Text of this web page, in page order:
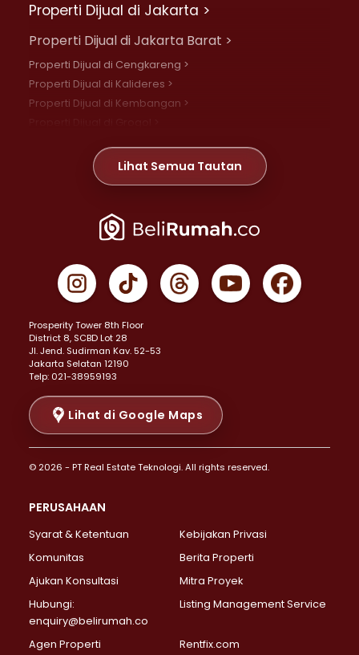
Properti Dijual di Jakarta >
Properti Dijual di Jakarta Barat >
Properti Dijual di Cengkareng >
Properti Dijual di Kalideres >
Properti Dijual di Kembangan >
Properti Dijual di Meruya >
Properti Dijual di Jelambar >
Properti Dijual di Jakarta Pusat >
Properti Dijual di Gambir >
Properti Dijual di Johar Baru >
Properti Dijual di Menteng >
Properti Dijual di Senen >
Properti Dijual di Tanah Abang >
Properti Dijual di Cikini >
Properti Dijual di Kramat >
Properti Dijual di Pasar Baru >
Properti Dijual di Bendungan Hilir >
Properti Dijual di Jakarta Selatan >
Properti Dijual di Lebak Bulus >
Properti Dijual di Gandaria Selatan >
Properti Dijual di Pondok Labu >
Properti Dijual di Lenteng Agung >
Properti Dijual di Senayan >
Properti Dijual di Pondok Pinang >
Lihat Semua Tautan
Prosperity Tower 8th Floor
District 8, SCBD Lot 28
JI. Jend. Sudirman Kav. 52-53
Jakarta Selatan 12190
Telp: 021-38959193
Lihat di Google Maps
© 2026 - PT Real Estate Teknologi. All rights reserved.
PERUSAHAAN
Syarat & Ketentuan
Kebijakan Privasi
Komunitas
Berita Properti
Ajukan Konsultasi
Mitra Proyek
Hubungi:
enquiry@belirumah.co
Listing Management Service
Agen Properti Rentfix.com